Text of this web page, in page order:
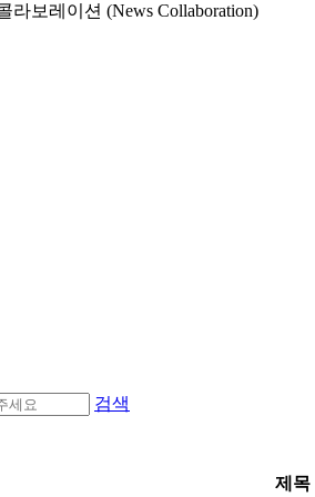
보레이션 (News Collaboration)
검색
제목